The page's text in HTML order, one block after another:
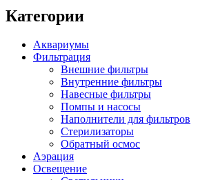
Категории
Аквариумы
Фильтрация
Внешние фильтры
Внутренние фильтры
Навесные фильтры
Помпы и насосы
Наполнители для фильтров
Стерилизаторы
Обратный осмос
Аэрация
Освещение